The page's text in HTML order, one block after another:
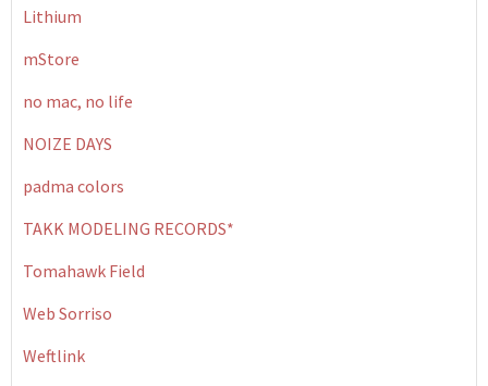
Lithium
mStore
no mac, no life
NOIZE DAYS
padma colors
TAKK MODELING RECORDS*
Tomahawk Field
Web Sorriso
Weftlink